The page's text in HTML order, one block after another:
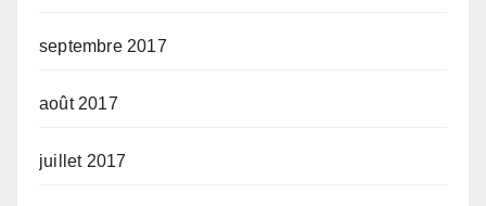
septembre 2017
août 2017
juillet 2017